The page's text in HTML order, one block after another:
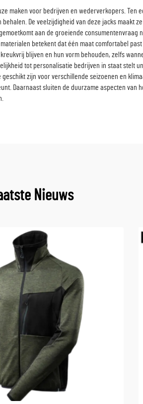
maken voor bedrijven en wederverkopers.
De veelzijdigheid van deze jacks maakt
aan de groeiende consumentenvraag
betekent dat één maat comfortabel
blijven en hun vorm behouden, zelfs
tot personalisatie bedrijven in staat stelt
zijn voor verschillende seizoenen en
Daarnaast sluiten de duurzame aspecten van
Nieuws